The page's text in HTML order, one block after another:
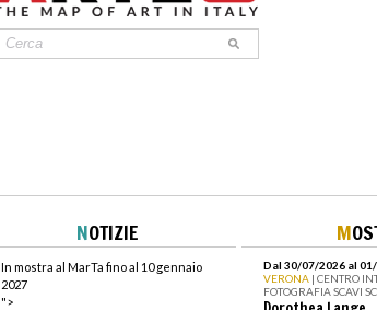
NOTIZIE
In mostra al MarTa fino al 10 gennaio
2027
">
M
Dal 30/07/2026 al
VERONA | CENTRO
FOTOGRAFIA SCAVI